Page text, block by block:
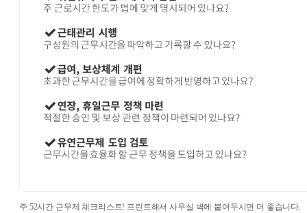
주 52시간 근무제 체크리스트! 프린트해서 사무실 벽에 붙여두시면 더 좋습니다.